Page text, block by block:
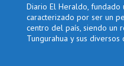
Diario El Heraldo,
caracterizado por ser un
centro del país, siendo un
Tungurahua y sus diversos